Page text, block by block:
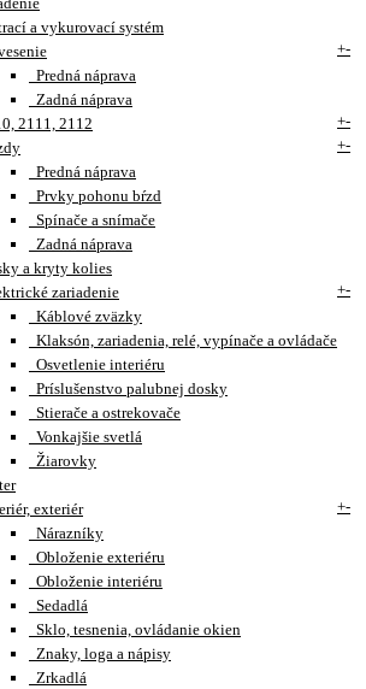
a vykurovací systém
+-
Predná náprava
Zadná náprava
2111, 2112
+-
+-
Predná náprava
Prvky pohonu bŕzd
Spínače a snímače
Zadná náprava
a kryty kolies
zariadenie
+-
Káblové zväzky
Klaksón, zariadenia, relé, vypínače a ovládače
Osvetlenie interiéru
Príslušenstvo palubnej dosky
Stierače a ostrekovače
Vonkajšie svetlá
Žiarovky
exteriér
+-
Nárazníky
Obloženie exteriéru
Obloženie interiéru
Sedadlá
Sklo, tesnenia, ovládanie okien
Znaky, loga a nápisy
Zrkadlá